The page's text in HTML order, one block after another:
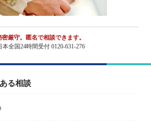
密厳守。匿名で相談できます。
本全国24時間受付 0120-631-276
る相談